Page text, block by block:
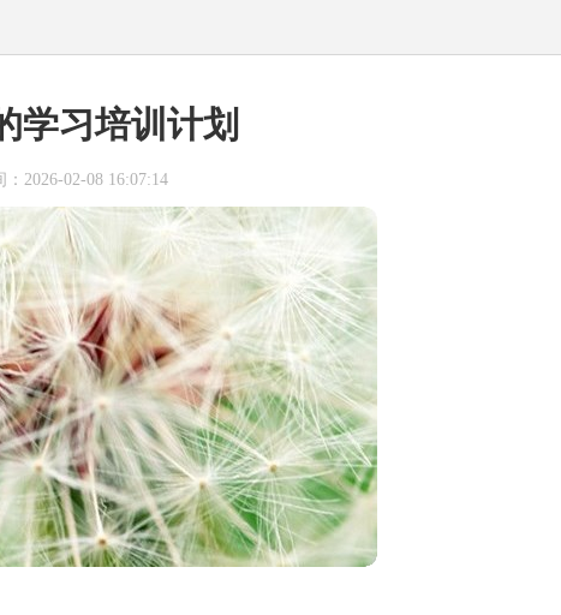
学习培训计划
：2026-02-08 16:07:14